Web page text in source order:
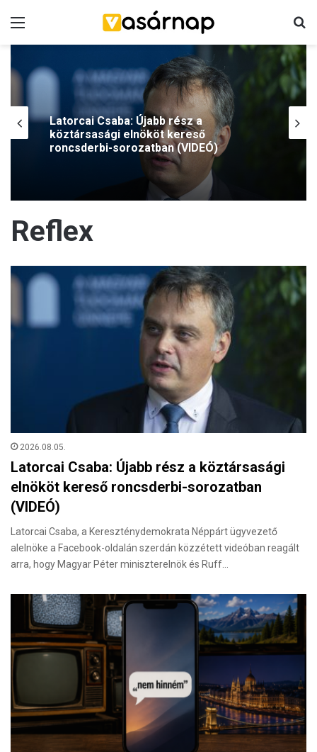
Latorcai Csaba: Újabb rész a
köztársasági elnököt kereső
roncsderbi-sorozatban (VIDEÓ)
Reflex
2026.08.05.
Latorcai Csaba: Újabb rész a köztársasági
elnököt kereső roncsderbi-sorozatban
(VIDEÓ)
Latorcai Csaba, a Kereszténydemokrata Néppárt ügyvezető
alelnöke a Facebook-oldalán szerdán közzétett videóban reagált
arra, hogy Magyar Péter miniszterelnök és Ruff…